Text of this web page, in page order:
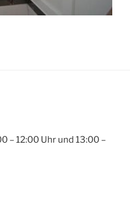
– 12:00 Uhr und 13:00 –